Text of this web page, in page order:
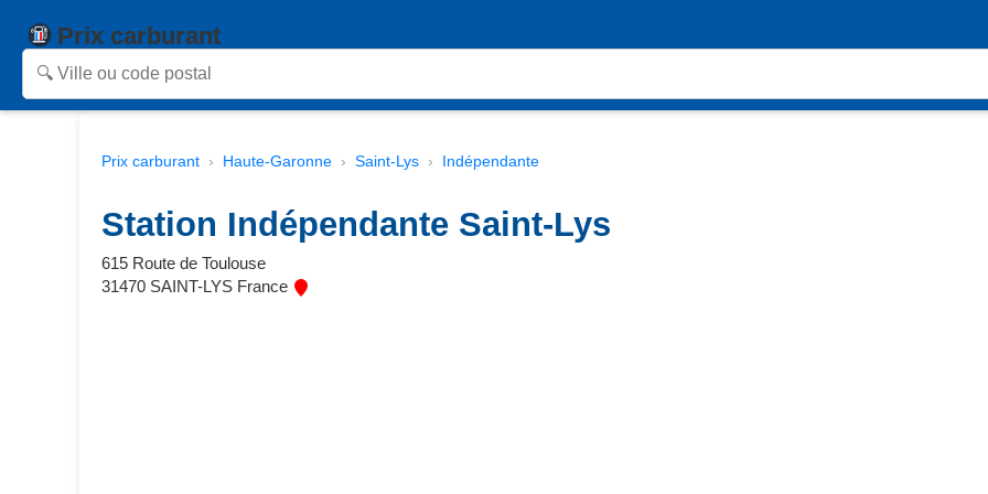
Prix carburant
Prix carburant Haute-Garonne Saint-Lys Indépendante
Station Indépendante Saint-Lys
615 Route de Toulouse
31470 SAINT-LYS France